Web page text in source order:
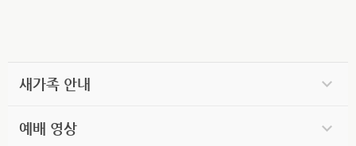
새가족 안내
예배 영상